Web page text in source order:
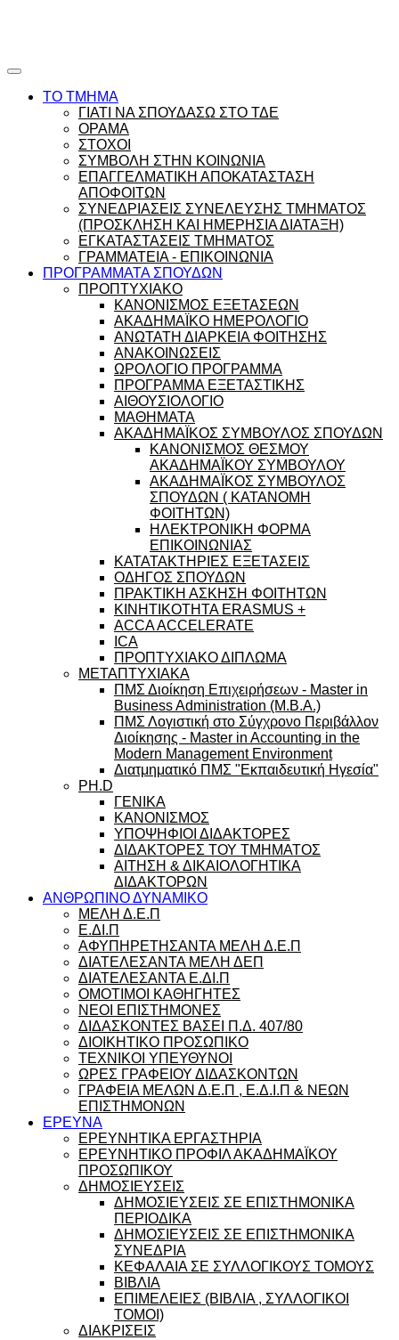
ΤΟ ΤΜΗΜΑ
ΓΙΑΤΙ ΝΑ ΣΠΟΥΔΑΣΩ ΣΤΟ ΤΔΕ
ΟΡΑΜΑ
ΣΤΟΧΟΙ
ΣΥΜΒΟΛΗ ΣΤΗΝ ΚΟΙΝΩΝΙΑ
ΕΠΑΓΓΕΛΜΑΤΙΚΗ ΑΠΟΚΑΤΑΣΤΑΣΗ
ΑΠΟΦΟΙΤΩΝ
ΣΥΝΕΔΡΙΑΣΕΙΣ ΣΥΝΕΛΕΥΣΗΣ ΤΜΗΜΑΤΟΣ
(ΠΡΟΣΚΛΗΣΗ ΚΑΙ ΗΜΕΡΗΣΙΑ ΔΙΑΤΑΞΗ)
ΕΓΚΑΤΑΣΤΑΣΕΙΣ ΤΜΗΜΑΤΟΣ
ΓΡΑΜΜΑΤΕΙΑ - ΕΠΙΚΟΙΝΩΝΙΑ
ΠΡΟΓΡΑΜΜΑΤΑ ΣΠΟΥΔΩΝ
ΠΡΟΠΤΥΧΙΑΚΟ
ΚΑΝΟΝΙΣΜΟΣ ΕΞΕΤΑΣΕΩΝ
ΑΚΑΔΗΜΑΪΚΟ ΗΜΕΡΟΛΟΓΙΟ
ΑΝΩΤΑΤΗ ΔΙΑΡΚΕΙΑ ΦΟΙΤΗΣΗΣ
ΑΝΑΚΟΙΝΩΣΕΙΣ
ΩΡΟΛΟΓΙΟ ΠΡΟΓΡΑΜΜΑ
ΠΡΟΓΡΑΜΜΑ ΕΞΕΤΑΣΤΙΚΗΣ
ΑΙΘΟΥΣΙΟΛΟΓΙΟ
ΜΑΘΗΜΑΤΑ
ΑΚΑΔΗΜΑΪΚΟΣ ΣΥΜΒΟΥΛΟΣ ΣΠΟΥΔΩΝ
ΚΑΝΟΝΙΣΜΟΣ ΘΕΣΜΟΥ
ΑΚΑΔΗΜΑΪΚΟΥ ΣΥΜΒΟΥΛΟΥ
ΑΚΑΔΗΜΑΪΚΟΣ ΣΥΜΒΟΥΛΟΣ
ΣΠΟΥΔΩΝ ( ΚΑΤΑΝΟΜΗ
ΦΟΙΤΗΤΩΝ)
ΗΛΕΚΤΡΟΝΙΚΗ ΦΟΡΜΑ
ΕΠΙΚΟΙΝΩΝΙΑΣ
ΚΑΤΑΤΑΚΤΗΡΙΕΣ ΕΞΕΤΑΣΕΙΣ
ΟΔΗΓΟΣ ΣΠΟΥΔΩΝ
ΠΡΑΚΤΙΚΗ ΑΣΚΗΣΗ ΦΟΙΤΗΤΩΝ
ΚΙΝΗΤΙΚΟΤΗΤΑ ERASMUS +
ACCA ACCELERATE
ICA
ΠΡΟΠΤΥΧΙΑΚΟ ΔΙΠΛΩΜΑ
ΜΕΤΑΠΤΥΧΙΑΚΑ
ΠΜΣ Διοίκηση Επιχειρήσεων - Master in
Business Administration (M.B.A.)
ΠΜΣ Λογιστική στο Σύγχρονο Περιβάλλον
Διοίκησης - Master in Accounting in the
Modern Management Environment
Διατμηματικό ΠΜΣ "Εκπαιδευτική Ηγεσία"
PH.D
ΓΕΝΙΚΑ
ΚΑΝΟΝΙΣΜΟΣ
ΥΠΟΨΗΦΙΟΙ ΔΙΔΑΚΤΟΡΕΣ
ΔΙΔΑΚΤΟΡΕΣ ΤΟΥ ΤΜΗΜΑΤΟΣ
ΑΙΤΗΣΗ & ΔΙΚΑΙΟΛΟΓΗΤΙΚΑ
ΔΙΔΑΚΤΟΡΩΝ
ΑΝΘΡΩΠΙΝΟ ΔΥΝΑΜΙΚΟ
ΜΕΛΗ Δ.Ε.Π
Ε.ΔΙ.Π
ΑΦΥΠΗΡΕΤΗΣΑΝΤΑ ΜΕΛΗ Δ.Ε.Π
ΔΙΑΤΕΛΕΣΑΝΤΑ ΜΕΛΗ ΔΕΠ
ΔΙΑΤΕΛΕΣΑΝΤΑ Ε.ΔΙ.Π
ΟΜΟΤΙΜΟΙ ΚΑΘΗΓΗΤΕΣ
ΝΕΟΙ ΕΠΙΣΤΗΜΟΝΕΣ
ΔΙΔΑΣΚΟΝΤΕΣ ΒΑΣΕΙ Π.Δ. 407/80
ΔΙΟΙΚΗΤΙΚΟ ΠΡΟΣΩΠΙΚΟ
ΤΕΧΝΙΚΟΙ ΥΠΕΥΘΥΝΟΙ
ΩΡΕΣ ΓΡΑΦΕΙΟΥ ΔΙΔΑΣΚΟΝΤΩΝ
ΓΡΑΦΕΙΑ ΜΕΛΩΝ Δ.Ε.Π , Ε.Δ.Ι.Π & ΝΕΩΝ
ΕΠΙΣΤΗΜΟΝΩΝ
ΕΡΕΥΝΑ
ΕΡΕΥΝΗΤΙΚΑ ΕΡΓΑΣΤΗΡΙΑ
ΕΡΕΥΝΗΤΙΚΟ ΠΡΟΦΙΛ ΑΚΑΔΗΜΑΪΚΟΥ
ΠΡΟΣΩΠΙΚΟΥ
ΔΗΜΟΣΙΕΥΣΕΙΣ
ΔΗΜΟΣΙΕΥΣΕΙΣ ΣΕ ΕΠΙΣΤΗΜΟΝΙΚΑ
ΠΕΡΙΟΔΙΚΑ
ΔΗΜΟΣΙΕΥΣΕΙΣ ΣΕ ΕΠΙΣΤΗΜΟΝΙΚΑ
ΣΥΝΕΔΡΙΑ
ΚΕΦΑΛΑΙΑ ΣΕ ΣΥΛΛΟΓΙΚΟΥΣ ΤΟΜΟΥΣ
ΒΙΒΛΙΑ
ΕΠΙΜΕΛΕΙΕΣ (ΒΙΒΛΙΑ , ΣΥΛΛΟΓΙΚΟΙ
ΤΟΜΟΙ)
ΔΙΑΚΡΙΣΕΙΣ